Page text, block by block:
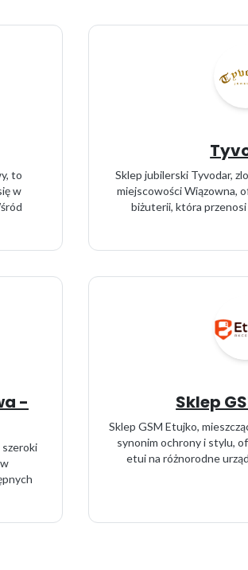
to
w
Sklep jubilerski Tyvodar,
miejscowości Wiązowna,
biżuterii, która
-
Sklep
Sklep GSM Etujko,
synonim ochrony i stylu,
etui na różnorodne